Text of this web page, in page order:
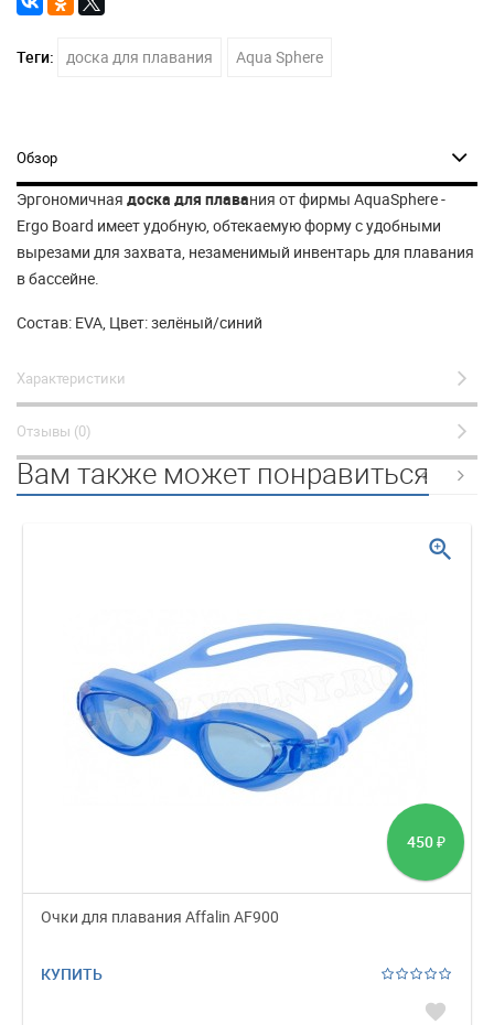
Теги: доска для плавания Aqua Sphere
Обзор
Эргономичная доска для плавания от фирмы AquaSphere -
Ergo Board имеет удобную, обтекаемую форму с удобными
вырезами для захвата, незаменимый инвентарь для плавания
в бассейне.
Состав: EVA, Цвет: зелёный/синий
Характеристики
Отзывы (0)
Вам также может понравиться
450 ₽
Очки для плавания Affalin AF900
КУПИТЬ
favorite
zoom_in